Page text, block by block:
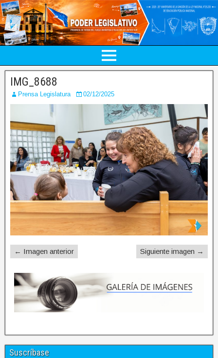
IMG_8688
Prensa Legislatura 02/12/2025
← Imagen anterior Siguiente imagen →
Suscríbase